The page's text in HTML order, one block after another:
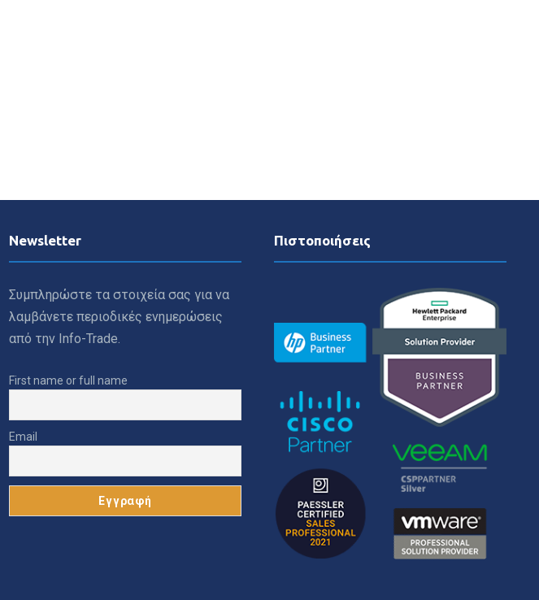
Newsletter
Συμπληρώστε τα στοιχεία σας για να
λαμβάνετε περιοδικές ενημερώσεις
από την Info-Trade.
First name or full name
Email
Πιστοποιήσεις